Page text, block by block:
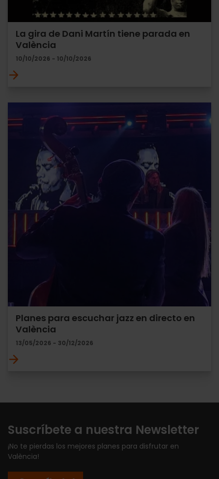
La gira de Dani Martín tiene parada en
València
10/10/2026 - 10/10/2026
Planes para escuchar jazz en directo en
València
13/05/2026 - 30/12/2026
Suscríbete a nuestra Newsletter
¡No te pierdas los mejores planes para disfrutar en
València!